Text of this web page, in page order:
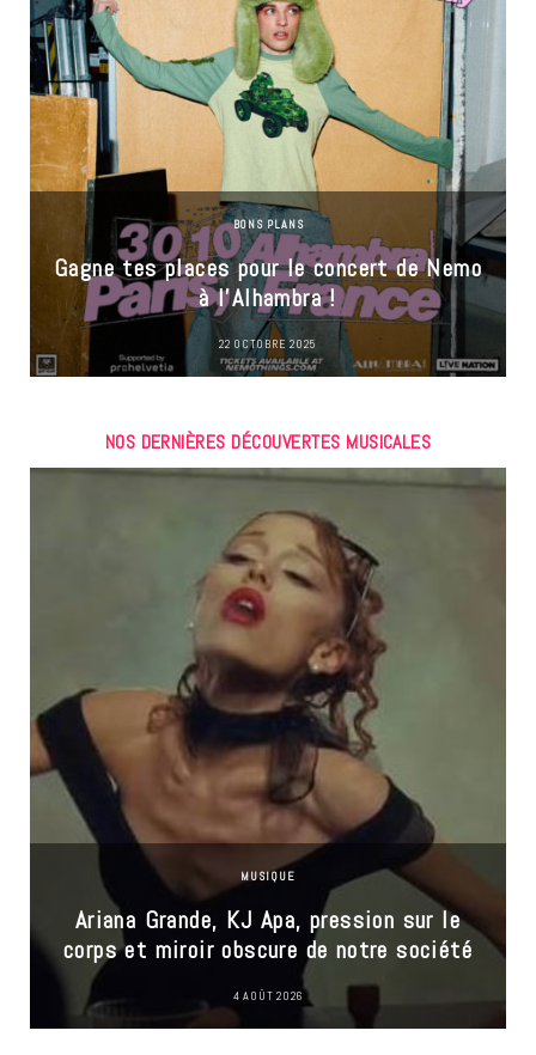
BONS PLANS
Gagne tes places pour le concert de Nemo
à l’Alhambra !
22 OCTOBRE 2025
NOS DERNIÈRES DÉCOUVERTES MUSICALES
MUSIQUE
Ariana Grande, KJ Apa, pression sur le
corps et miroir obscure de notre société
4 AOÛT 2026